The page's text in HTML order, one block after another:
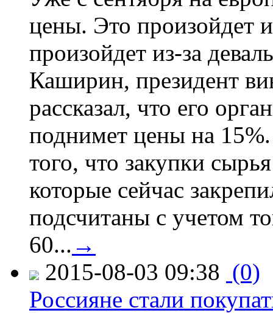
цены. Это произойдет
произойдет из-за
Каширин, президент
рассказал, что его
поднимет цены на
того, что закупки
которые сейчас
подсчитаны с учетом
60... →
2015-08-03 09:38 (0)
Россияне стали